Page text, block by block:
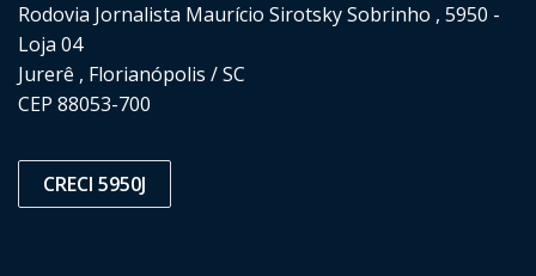
Rodovia Jornalista Maurício Sirotsky Sobrinho , 5950 -
Loja 04
Jurerê , Florianópolis / SC
CEP 88053-700
CRECI 5950J